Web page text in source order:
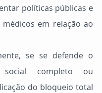
políticas públicas e
em relação ao
social completo ou
do bloqueio total